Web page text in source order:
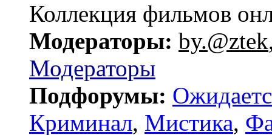
Коллекция фильмов
Модераторы: by.@ztek
Модераторы
Подфорумы:
Криминал, Мистика,